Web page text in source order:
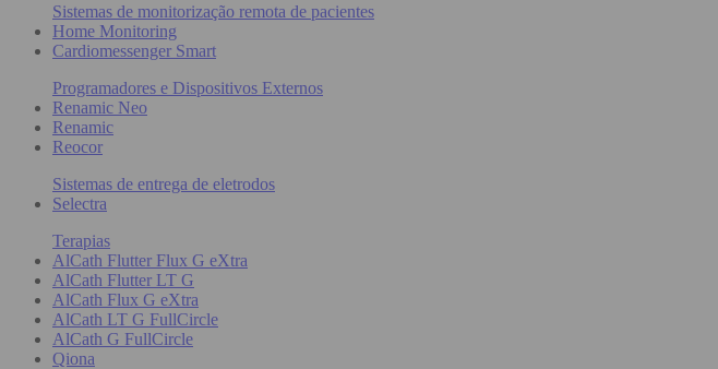
Sistemas de monitorização remota de pacientes
Home Monitoring
Cardiomessenger Smart
Programadores e Dispositivos Externos
Renamic Neo
Renamic
Reocor
Sistemas de entrega de eletrodos
Selectra
Terapias
AlCath Flutter Flux G eXtra
AlCath Flutter LT G
AlCath Flux G eXtra
AlCath LT G FullCircle
AlCath G FullCircle
Qiona